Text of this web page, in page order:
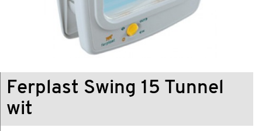
Ferplast Swing 15 Tunnel
wit